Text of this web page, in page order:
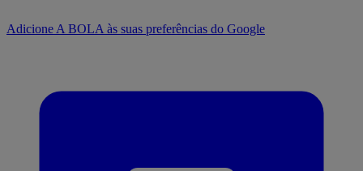
Adicione A BOLA às suas preferências do Google